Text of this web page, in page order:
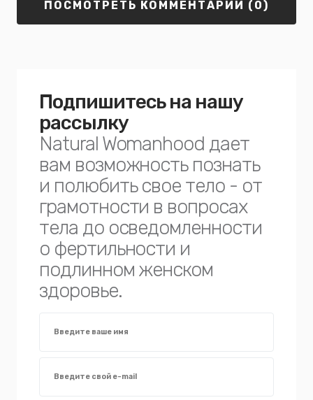
ПОСМОТРЕТЬ КОММЕНТАРИИ (0)
Подпишитесь на нашу
рассылку
Natural Womanhood дает
вам возможность познать
и полюбить свое тело - от
грамотности в вопросах
тела до осведомленности
о фертильности и
подлинном женском
здоровье.